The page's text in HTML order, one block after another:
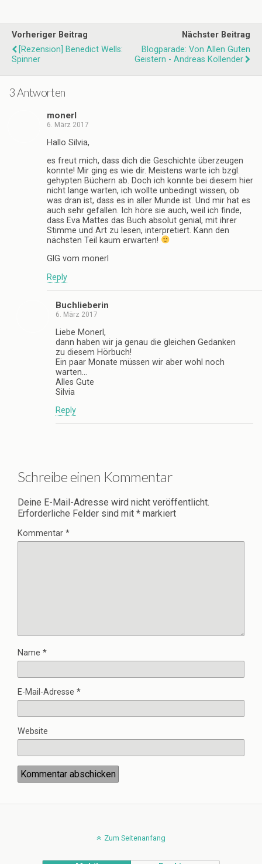
Vorheriger Beitrag
[Rezension] Benedict Wells:
Spinner
Nächster Beitrag
Blogparade: Von Allen Guten
Geistern - Andreas Kollender
3 Antworten
monerl
6. März 2017
Hallo Silvia,
es freut mich, dass dich die Geschichte überzeugen
konnte! Mir ging es wie dir. Meistens warte ich bzgl.
gehypten Büchern ab. Doch ich konnte bei diesem hier
nicht lange warten, ich wollte unbedingt wissen, ob
was dran ist, dass es in aller Munde ist. Und mir hat es
auch sehr gefallen. Ich höre sie auch, weil ich finde,
dass Eva Mattes das Buch absolut genial, mit ihrer
Stimme und Art zu lesen, interpretiert. Kann den
nächsten Teil kaum erwarten!
GlG vom monerl
Reply
Buchlieberin
6. März 2017
Liebe Monerl,
dann haben wir ja genau die gleichen Gedanken
zu diesem Hörbuch!
Ein paar Monate müssen wir aber wohl noch
warten…
Alles Gute
Silvia
Reply
Schreibe einen Kommentar
Deine E-Mail-Adresse wird nicht veröffentlicht.
Erforderliche Felder sind mit * markiert
Kommentar *
Name *
E-Mail-Adresse *
Website
Zum Seitenanfang